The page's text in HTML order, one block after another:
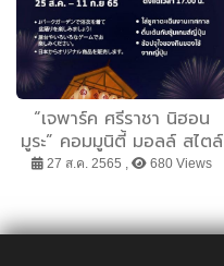
“เจพาร์ค ศรีราชา นิฮอน
มูระ” คอมมูนิตี้ มอลล์ สไตล์
ญี่ปุ่น ชวนมาฟินเหมือนบินไป
27 ส.ค. 2565 , 680 Views